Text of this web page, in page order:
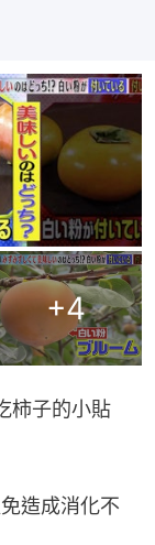
+4
柿子的小貼
造成消化不